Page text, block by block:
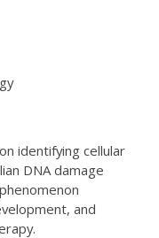
identifying cellular
DNA damage
and